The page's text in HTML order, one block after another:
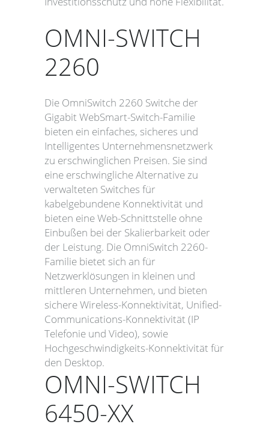
OMNI-SWITCH
2260
Die OmniSwitch 2260 Switche der
Gigabit WebSmart-Switch-Familie
bieten ein einfaches, sicheres und
Intelligentes Unternehmensnetzwerk
zu erschwinglichen Preisen. Sie sind
eine erschwingliche Alternative zu
verwalteten Switches für
kabelgebundene Konnektivität und
bieten eine Web-Schnittstelle ohne
Einbußen bei der Skalierbarkeit oder
der Leistung. Die OmniSwitch 2260-
Familie bietet sich an für
Netzwerklösungen in kleinen und
mittleren Unternehmen, und bieten
sichere Wireless-Konnektivität, Unified-
Communications-Konnektivität (IP
Telefonie und Video), sowie
Hochgeschwindigkeits-Konnektivität für
den Desktop.
OMNI-SWITCH
6450-XX